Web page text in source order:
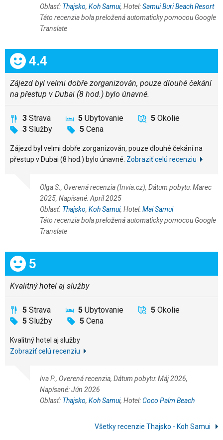
Oblasť: Thajsko, Koh Samui, Hotel:Samui Buri Beach Resort
Táto recenzia bola preložená automaticky pomocou Google
Translate
Celkom:
4.4
Zájezd byl velmi dobře zorganizován, pouze dlouhé čekání
na přestup v Dubai (8 hod.) bylo únavné.
3 Strava 5 Ubytovanie 5 Okolie
3 Služby 5 Cena
Zájezd byl velmi dobře zorganizován, pouze dlouhé čekání na
přestup v Dubai (8 hod.) bylo únavné. Zobraziť celú recenziu
Olga S., Overená recenzia (Invia.cz), Dátum pobytu: Marec
2025, Napísané: Apríl 2025
Oblasť: Thajsko, Koh Samui, Hotel:Mai Samui
Táto recenzia bola preložená automaticky pomocou Google
Translate
Celkom:
5
Kvalitný hotel aj služby
5 Strava 5 Ubytovanie 5 Okolie
5 Služby 5 Cena
Kvalitný hotel aj služby
Zobraziť celú recenziu
Iva P., Overená recenzia, Dátum pobytu: Máj 2026,
Napísané: Jún 2026
Oblasť: Thajsko, Koh Samui, Hotel:Coco Palm Beach
Všetky recenzie Thajsko - Koh Samui